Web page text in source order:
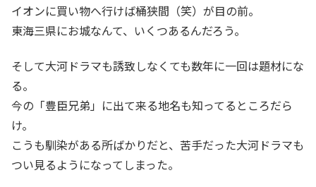
イオンに買い物へ行けば桶狭間（笑）が目の前。
東海三県にお城なんて、いくつあるんだろう。
そして大河ドラマも誘致しなくても数年に一回は題材にな
る。
今の「豊臣兄弟」に出て来る地名も知ってるところだら
け。
こうも馴染がある所ばかりだと、苦手だった大河ドラマも
つい見るようになってしまった。